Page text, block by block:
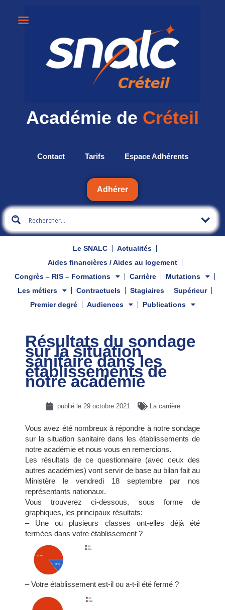
Académie de Créteil
Contact Tarifs Espace Adhérents
Adhérer
Le SNALC
Actualités
Aides financières / Aides au logement
Congrès – RIS – Formations
Carrière
Mutations
Les métiers
Contractuels Stagiaires
Supérieur
Premier degré
Audiences Publications
Résultats du sondage
sur la situation
sanitaire dans les
établissements de
notre académie
publié le 29 octobre 2021 La carrière
Vous avez été nombreux à répondre à notre sondage
sur la situation sanitaire dans les établissements de
notre académie et nous vous en remercions.
Les résultats de ce questionnaire (avec ceux des
autres académies) vont servir de base au bilan fait au
Ministère le vendredi 18 septembre par nos
représentants nationaux.
Vous trouverez ci-dessous, sous forme de
graphiques, les principaux résultats:
– Une ou plusieurs classes ont-elles déjà été
fermées dans votre établissement ?
– Votre établissement est-il ou a-t-il été fermé ?